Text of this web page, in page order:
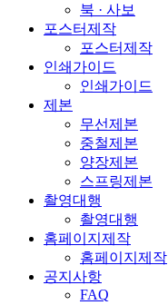
북 · 사보
포스터제작
포스터제작
인쇄가이드
인쇄가이드
제본
무선제본
중철제본
양장제본
스프링제본
촬영대행
촬영대행
홈페이지제작
홈페이지제작
공지사항
FAQ